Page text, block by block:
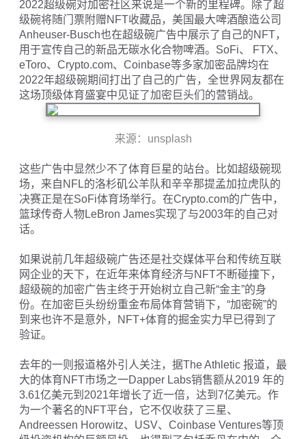
2022超级碗对加密社区来说是一个新的里程碑。除了超
级碗将随门票附赠NFT收藏品，美国最大啤酒酿造公司
Anheuser-Busch也在超级碗广告中展示了自己的NFT，
用于宣传自己的新品无碳水化合物啤酒。SoFi、 FTX、
eToro、Crypto.com、Coinbase等多家加密品牌均在
2022年超级碗期间打出了自己的广告，全世界网友都在
这场顶级体育盛宴中见证了加密巨头们的营销战。
来源：unsplash
这些广告中显然少不了体育巨星的站台。比如超级碗现
场，来自NFL的洛杉矶公羊队和辛辛那提孟加拉虎队的
决赛正是在SoFi体育场举行。在Crypto.com的广告中，
篮球传奇人物LeBron James实现了与2003年的自己对
话。
如果说前几年超级碗广告还是社交媒体平台和传统互联
网企业的天下，在近年来体育经济与NFT不断碰撞下，
超级碗的加密广告主终于开始树立自己新“金主”的身
份。在加密巨头纷纷重金布局体育营销下，“加密碗”的
到来也许不是意外，NFT+体育的掘金实力早已得到了
验证。
去年的一则报道格外引人关注，据The Athletic 报道，最
大的体育NFT市场之一Dapper Labs销售额从2019 年的
3.61亿美元到2021年增长了近一倍，达到7亿美元。作
为一个著名的NFT平台，它不仅收获了三星、
Andreessen Horowitz、USV、Coinbase Ventures等顶